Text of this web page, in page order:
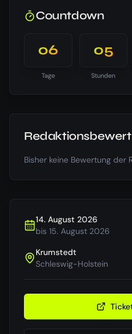
Countdown
06
Tage
05
Stunden
Bisher keine Bewertung der
14. August 2026
bis 15. August 2026
Krumstedt
Schleswig-Holstein